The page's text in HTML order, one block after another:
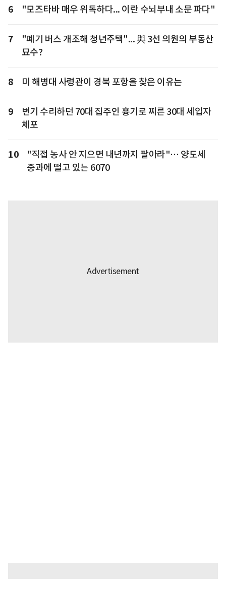
6 "모즈타바 매우 위독하다... 이란 수뇌부내 소문 파다"
7
"폐기 버스 개조해 청년주택"... 與 3선 의원의 부동산
묘수?
8 미 해병대 사령관이 경북 포항을 찾은 이유는
9
변기 수리하던 70대 집주인 흉기로 찌른 30대 세입자
체포
10
"직접 농사 안 지으면 내년까지 팔아라"… 양도세
중과에 떨고 있는 6070